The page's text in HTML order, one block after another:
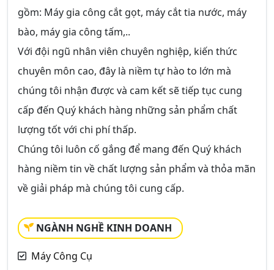
gồm: Máy gia công cắt gọt, máy cắt tia nước, máy
bào, máy gia công tấm,..
Với đội ngũ nhân viên chuyên nghiệp, kiến thức
chuyên môn cao, đây là niềm tự hào to lớn mà
chúng tôi nhận được và cam kết sẽ tiếp tục cung
cấp đến Quý khách hàng những sản phẩm chất
lượng tốt với chi phí thấp.
Chúng tôi luôn cố gắng để mang đến Quý khách
hàng niềm tin về chất lượng sản phẩm và thỏa mãn
về giải pháp mà chúng tôi cung cấp.
NGÀNH NGHỀ KINH DOANH
Máy Công Cụ